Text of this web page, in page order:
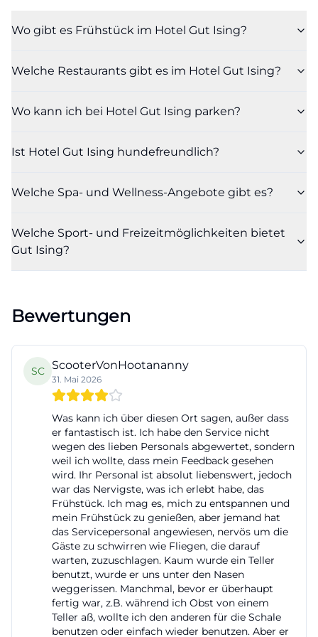
sucht, bekommt auf Gut Ising nicht nur
Genusskonzept. ([gut-ising.de](https://www.gut-
utm_source=openai))
Quadratmetern
Alleinstellungsmerkmale von Hotel Gut Ising und
Gut Ising Spa & Wellness umfasst 2.500
Quadratmeter und ist täglich von 6:00 bis 22:00 Uhr
geöffnet. Zur Ausstattung gehören ein Indoor-
Dampfbad, Kräutersauna, finnische Sauna, Poolbar,
und Kamin. Die offizielle Website betont außerdem,
dass das Spa im Juli 2011 eröffnet wurde und
hochwertige Wellnessangebote mit klassischen
Erholungselementen verbindet. So entsteht ein
Angebot, das sowohl für kurze Auszeiten als auch
für längere Wellnessurlaube funktioniert.
Besonders wichtig für die Nutzerintention ist dabei:
Gut Ising verkauft nicht nur ein Zimmer, sondern
einen klaren Wellness-Nutzen. ([gut-ising.de]
(https://www.gut-ising.de/en/spa-wellness/wellness-
at-gut-ising?utm_source=openai))
Die Wellnesswelt ist zudem eng mit dem
gesamten Resort verbunden. Viele Zimmer
enthalten bereits die Nutzung des Spa-Bereichs,
Wo gibt es Frühstück im Hotel Gut Ising?
Welche Restaurants gibt es im Hotel Gut Ising?
Wo kann ich bei Hotel Gut Ising parken?
Ist Hotel Gut Ising hundefreundlich?
Welche Spa- und Wellness-Angebote gibt es?
Welche Sport- und Freizeitmöglichkeiten bietet
Gut Ising?
Bewertungen
SC ScooterVonHootananny
31. Mai 2026
Was kann ich über diesen Ort sagen, außer dass
er fantastisch ist. Ich habe den Service nicht
wegen des lieben Personals abgewertet, sondern
weil ich wollte, dass mein Feedback gesehen
wird. Ihr Personal ist absolut liebenswert, jedoch
war das Nervigste, was ich erlebt habe, das
Frühstück. Ich mag es, mich zu entspannen und
mein Frühstück zu genießen, aber jemand hat
das Servicepersonal angewiesen, nervös um die
Gäste zu schwirren wie Fliegen, die darauf
warten, zuzuschlagen. Kaum wurde ein Teller
benutzt, wurde er uns unter den Nasen
weggerissen. Manchmal, bevor er überhaupt
fertig war, z.B. während ich Obst von einem
Teller aß, wollte ich den anderen für die Schale
benutzen oder einfach wieder benutzen. Aber er